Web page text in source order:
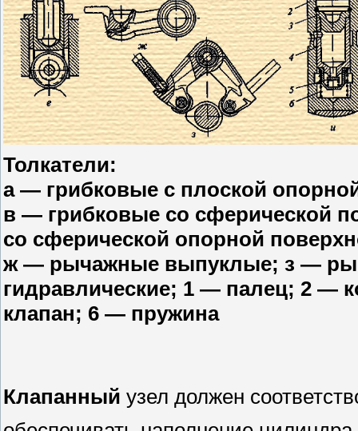
Толкатели:
а — грибковые с плоской
в — грибковые со сферической
со сферической опорной
ж — рычажные выпуклые; з —
гидравлические; 1 — палец; 2 —
клапан; 6 — пружина
Клапанный узел должен